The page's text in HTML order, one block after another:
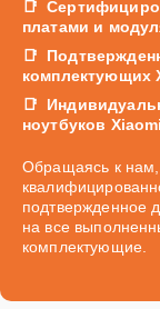
платами и
комплектующих
ноутбуков
Обращаясь к нам,
подтвержденное
на все
комплектующие.